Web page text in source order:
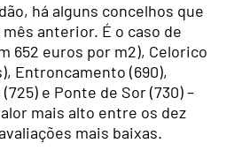
há alguns concelhos que
anterior. É o caso de
652 euros por m2), Celorico
Entroncamento (690),
e Ponte de Sor (730) –
mais alto entre os dez
mais baixas.